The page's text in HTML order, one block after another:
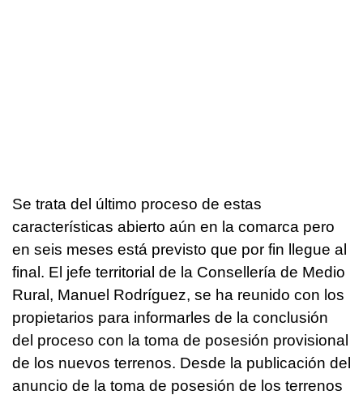
Se trata del último proceso de estas
características abierto aún en la comarca pero
en seis meses está previsto que por fin llegue al
final. El jefe territorial de la Consellería de Medio
Rural, Manuel Rodríguez, se ha reunido con los
propietarios para informarles de la conclusión
del proceso con la toma de posesión provisional
de los nuevos terrenos. Desde la publicación del
anuncio de la toma de posesión de los terrenos